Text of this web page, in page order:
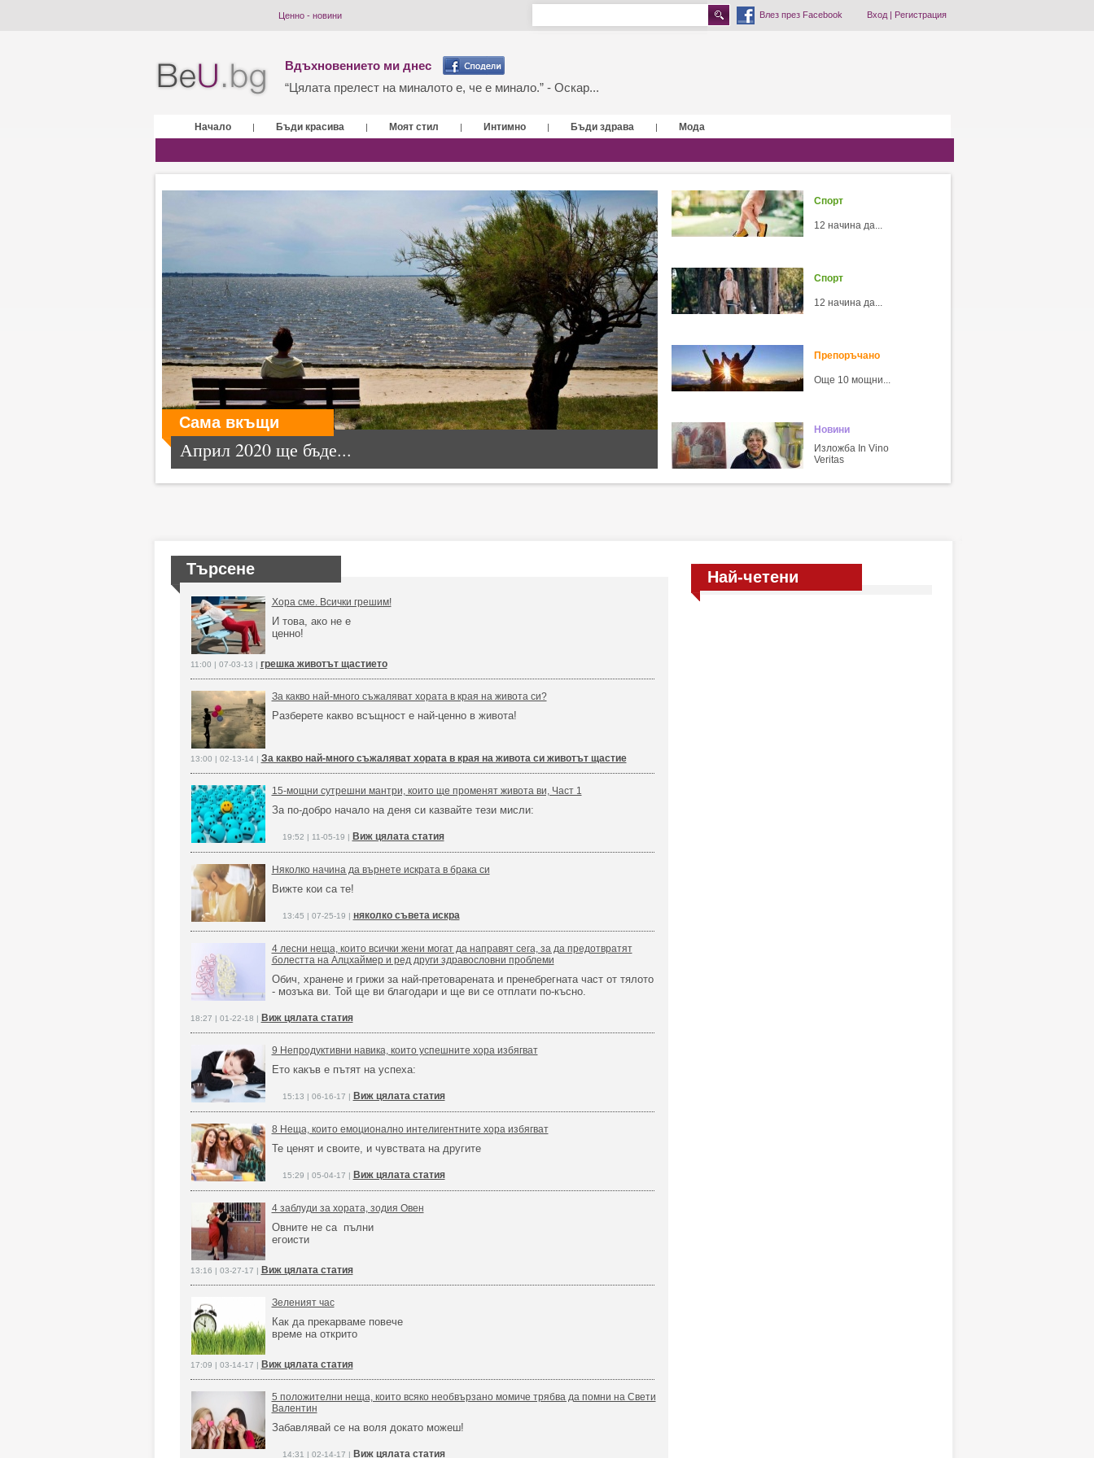
Ценно - новини Влез през Facebook Вход| Регистрация
Вдъхновението ми днес
“Цялата прелест на миналото е, че е минало.” - Оскар...
Начало | Бъди красива | Моят стил | Интимно | Бъди здрава | Мода
Сама вкъщи
Април 2020 ще бъде...
Спорт
12 начина да...
Спорт
12 начина да...
Препоръчано
Още 10 мощни...
Новини
Изложба In Vino
Veritas
Търсене
Хора сме. Всички грешим!
И това, ако не е
ценно!
11:00 | 07-03-13 | грешка животът щастието
За какво най-много съжаляват хората в края на живота си?
Разберете какво всъщност е най-ценно в живота!
13:00 | 02-13-14 | За какво най-много съжаляват хората в края на живота си животът щастие
15-мощни сутрешни мантри, които ще променят живота ви, Част 1
За по-добро начало на деня си казвайте тези мисли:
19:52 | 11-05-19 | Виж цялата статия
Няколко начина да върнете искрата в брака си
Вижте кои са те!
13:45 | 07-25-19 | няколко съвета искра
4 лесни неща, които всички жени могат да направят сега, за да предотвратят
болестта на Алцхаймер и ред други здравословни проблеми
Обич, хранене и грижи за най-претоварената и пренебрегната част от тялото
- мозъка ви. Той ще ви благодари и ще ви се отплати по-късно.
18:27 | 01-22-18 | Виж цялата статия
9 Непродуктивни навика, които успешните хора избягват
Eто какъв е пътят на успеха:
15:13 | 06-16-17 | Виж цялата статия
8 Неща, които емоционално интелигентните хора избягват
Те ценят и своите, и чувствата на другите
15:29 | 05-04-17 | Виж цялата статия
4 заблуди за хората, зодия Овен
Овните не са пълни
егоисти
13:16 | 03-27-17 | Виж цялата статия
Зеленият час
Как да прекарваме повече
време на открито
17:09 | 03-14-17 | Виж цялата статия
5 положителни неща, които всяко необвързано момиче трябва да помни на Свети
Валентин
Забавлявай се на воля докато можеш!
14:31 | 02-14-17 | Виж цялата статия
Най-четени